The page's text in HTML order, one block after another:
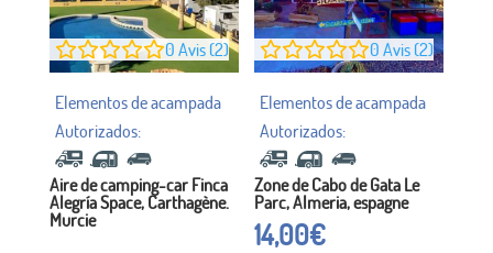
0 Avis (2)
Aire de camping-car Finca
Alegría Space, Carthagène.
Murcie
0 Avis (2)
Zone de Cabo de Gata Le
Parc, Almeria, espagne
14,00€